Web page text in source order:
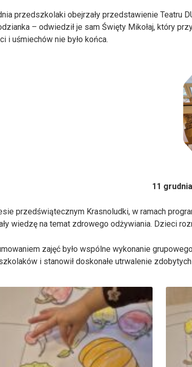
przedszkolaki obejrzały przedstawienie Teatru
– odwiedził je sam Święty Mikołaj, który
i uśmiechów nie było końca.
11
przedświątecznym Krasnoludki, w ramach
wiedzę na temat zdrowego odżywiania. Dzieci
zajęć było wspólne wykonanie
i stanowił doskonałe utrwalenie